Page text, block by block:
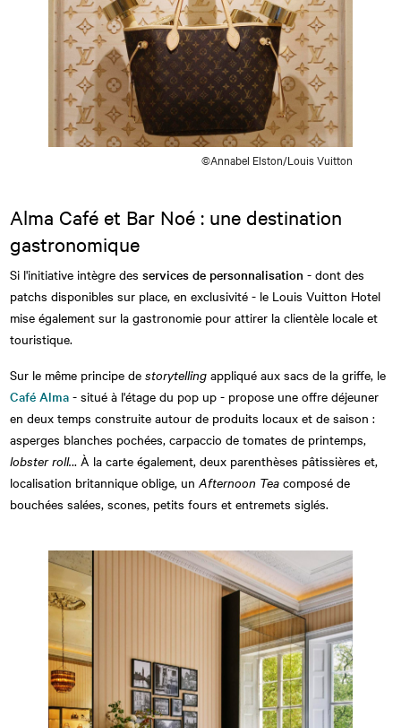
©Annabel Elston/Louis Vuitton
Alma Café et Bar Noé : une destination
gastronomique
Si l'initiative intègre desservices de personnalisation - dont des
patchs disponibles sur place, en exclusivité - le Louis Vuitton Hotel
mise également sur la gastronomie pour attirer la clientèle locale et
touristique.
Sur le même principe destorytelling appliqué aux sacs de la griffe, le
Café Alma - situé à l'étage du pop up - propose une offre déjeuner
en deux temps construite autour de produits locaux et de saison :
asperges blanches pochées, carpaccio de tomates de printemps,
lobster roll... À la carte également, deux parenthèses pâtissières et,
localisation britannique oblige, unAfternoon Teacomposé de
bouchées salées, scones, petits fours et entremets siglés.